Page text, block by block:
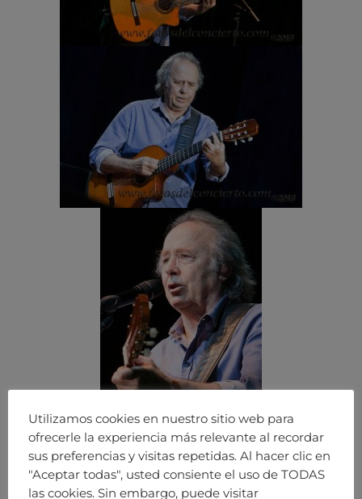
Utilizamos cookies en nuestro sitio web para
ofrecerle la experiencia más relevante al recordar
sus preferencias y visitas repetidas. Al hacer clic en
"Aceptar todas", usted consiente el uso de TODAS
las cookies. Sin embargo, puede visitar